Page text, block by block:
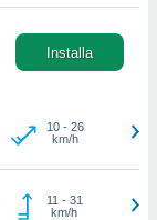
Installa
10- 26
km/h
11 - 31
km/h